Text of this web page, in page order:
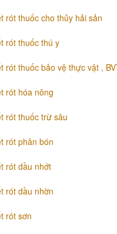
rót thuốc cho thủy hải sản
rót thuốc thú y
rót thuốc bảo vệ thực vật ,
rót hóa nông
rót thuốc trừ sâu
rót phân bón
rót dầu nhớt
rót dầu nhờn
rót sơn